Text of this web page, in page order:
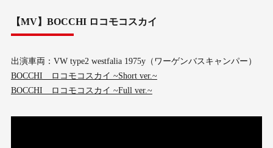
【MV】BOCCHI ロコモコスカイ
出演車両：VW type2 westfalia 1975y（ワーゲンバスキャンパー）
BOCCHI ロコモコスカイ ~Short ver.~
BOCCHI ロコモコスカイ ~Full ver.~